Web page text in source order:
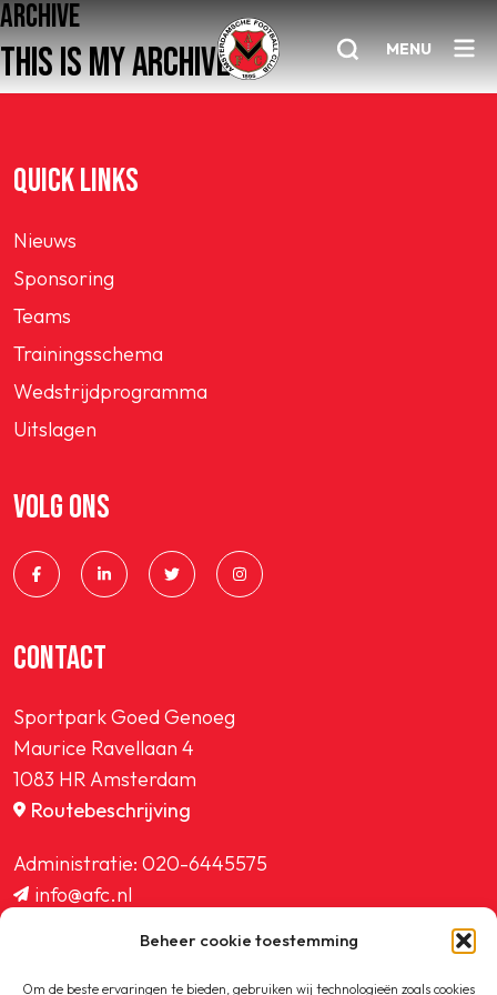
Beheer cookie toestemming
Om de beste ervaringen te bieden, gebruiken wij technologieën zoals cookies
MENU
Home
Teams
Jeugd
Senioren
Clubinfo
Nieuwsoverzicht
SPORTPARK GOED GENOEG
LIDMAATSCHAP
ARCHIVE
THIS IS MY ARCHIVE
QUICK LINKS
Nieuws
Sponsoring
Teams
Trainingsschema
Wedstrijdprogramma
Uitslagen
VOLG ONS
CONTACT
Sportpark Goed Genoeg
Maurice Ravellaan 4
1083 HR Amsterdam
Routebeschrijving
Administratie: 020-6445575
info@afc.nl
ledenadministratie@afc.nl